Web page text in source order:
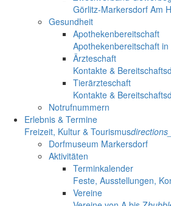
Görlitz-Markersdorf Am
Gesundheit
Apothekenbereitschaft
Apothekenbereitschaft in
Ärzteschaft
Kontakte &
Tierärzteschaft
Kontakte &
Notrufnummern
Erlebnis & Termine
Freizeit, Kultur & Tourismus
Dorfmuseum Markersdorf
Aktivitäten
Terminkalender
Feste, Ausstellungen,
Vereine